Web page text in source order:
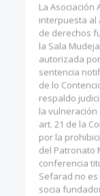
La Asociación
interpuesta al
de derechos
la Sala
autorizada
sentencia
de lo
respaldo
la
art. 21 de la
por la
del Patronato
conferencia
Sefarad no es
socia